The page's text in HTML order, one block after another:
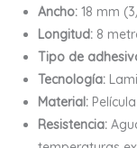
Ancho: 18 mm
Longitud: 8
Tipo de
Tecnología:
Material:
Resistencia: